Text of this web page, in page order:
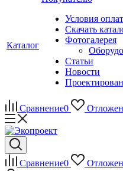
Каталог
Условия
Скачать
Фотогалерея
Статьи
Новости
Сравнение0
Сравнение0